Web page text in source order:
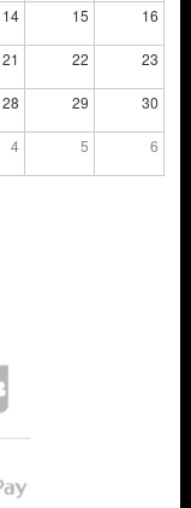
14 15 16
21 22 23
28 29 30
4 5 6